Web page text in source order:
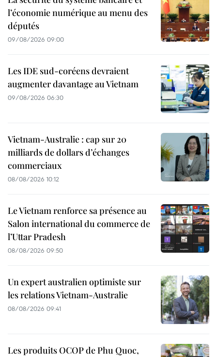
l’économie numérique au menu des
députés
09/08/2026 09:00
Les IDE sud-coréens devraient
augmenter davantage au Vietnam
09/08/2026 06:30
Vietnam-Australie : cap sur 20
milliards de dollars d’échanges
commerciaux
08/08/2026 10:12
Le Vietnam renforce sa présence au
Salon international du commerce de
l’Uttar Pradesh
08/08/2026 09:50
Un expert australien optimiste sur
les relations Vietnam-Australie
08/08/2026 09:41
Les produits OCOP de Phu Quoc,